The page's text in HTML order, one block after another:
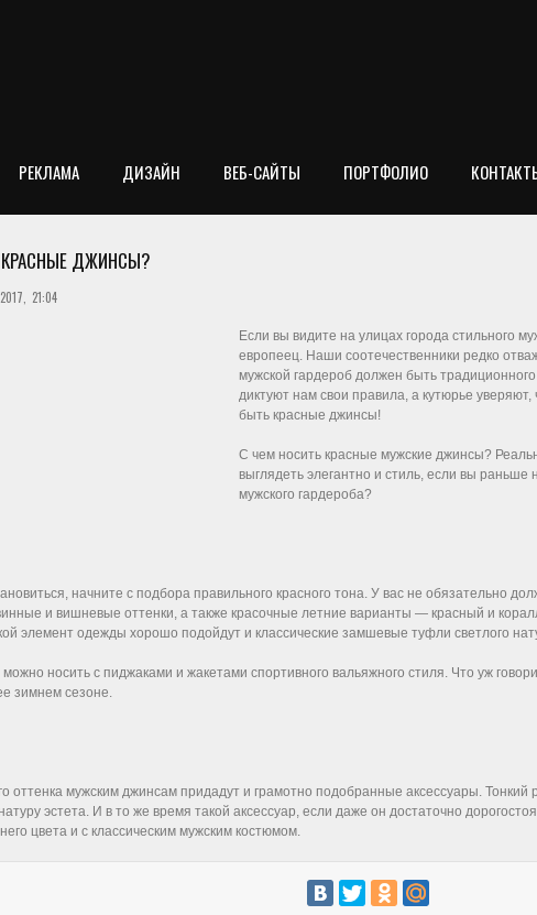
РЕКЛАМА ДИЗАЙН ВЕБ-САЙТЫ ПОРТФОЛИО
ДЖИНСЫ?
21:04
Если вы видите на улицах города стильного
европеец. Наши соотечественники редко
мужской гардероб должен быть
диктуют нам свои правила, а кутюрье
быть красные джинсы!
С чем носить красные мужские джинсы?
выглядеть элегантно и стиль, если вы
мужского гардероба?
начните с подбора правильного красного тона. У вас не обязательно
и вишневые оттенки, а также красочные летние варианты — красный и
элемент одежды хорошо подойдут и классические замшевые туфли светлого
носить с пиджаками и жакетами спортивного вальяжного стиля. Что уж
зимнем сезоне.
оттенка мужским джинсам придадут и грамотно подобранные аксессуары.
эстета. И в то же время такой аксессуар, если даже он достаточно
цвета и с классическим мужским костюмом.